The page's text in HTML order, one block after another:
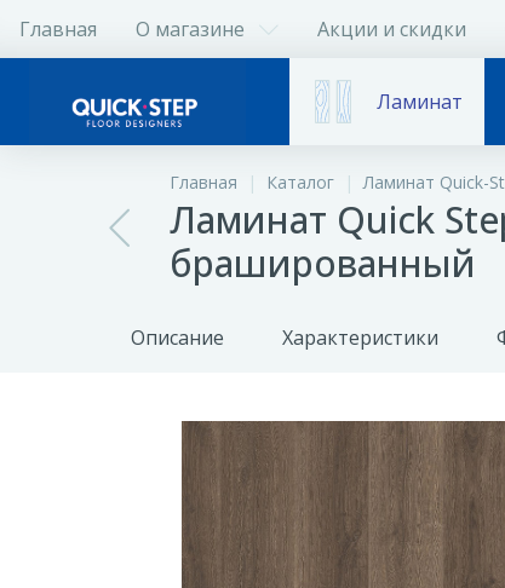
Главная О магазине Акции и скидки
Ламинат
Главная Каталог Ламинат Quick-
Ламинат Quick
брашированный
Описание Характеристики